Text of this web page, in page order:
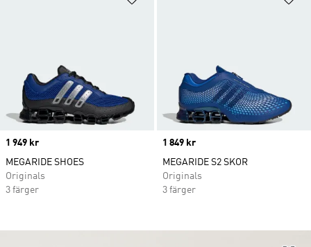
Price
1 949 kr
MEGARIDE SHOES
Originals
3 färger
Price
1 849 kr
MEGARIDE S2 SKOR
Originals
3 färger